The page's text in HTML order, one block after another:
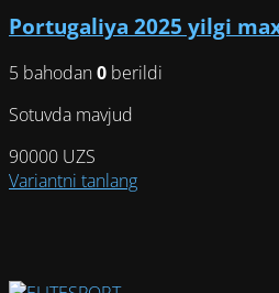
Опции
выбрать
Portugaliya 2025 yilgi
5 bahodan0 berildi
Sotuvda mavjud
90000 UZS
Variantni tanlangЭтот